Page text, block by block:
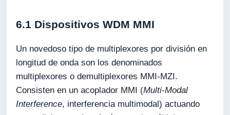
6.1 Dispositivos WDM MMI
Un novedoso tipo de multiplexores por división en
longitud de onda son los denominados
multiplexores o demultiplexores MMI-MZI.
Consisten en un acoplador MMI (Multi-Modal
Interference, interferencia multimodal) actuando